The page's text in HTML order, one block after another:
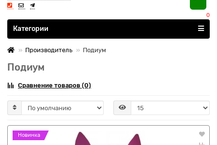
0
Все категории
Категории
Производитель Подиум
Подиум
Сравнение товаров (0)
Новинка